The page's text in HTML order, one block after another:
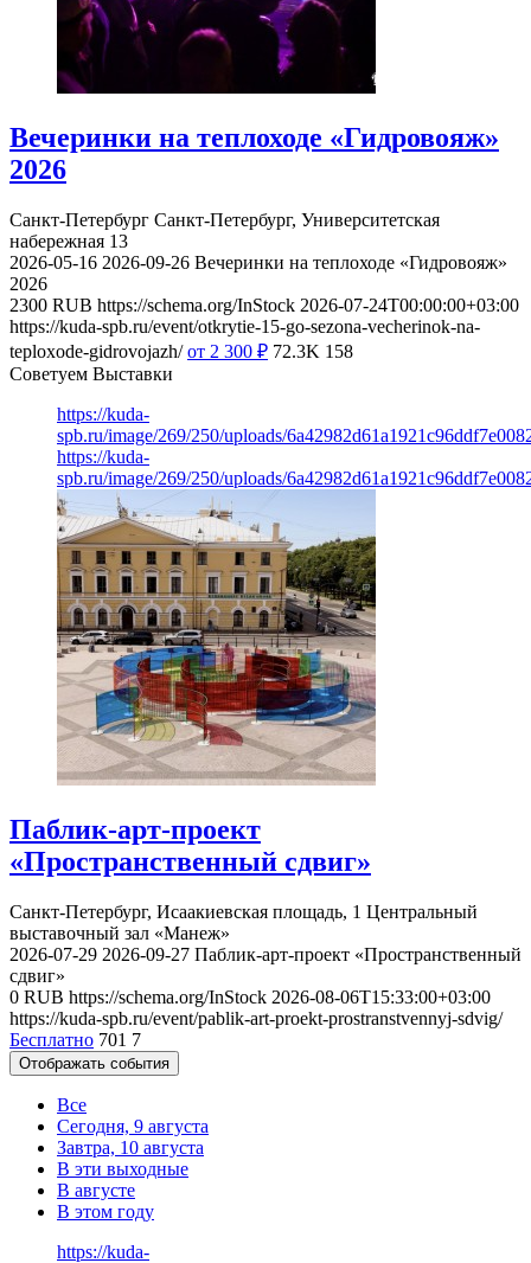
Вечеринки на теплоходе «Гидровояж»
2026
Санкт-Петербург Санкт-Петербург, Университетская
набережная 13
2026-05-16 2026-09-26 Вечеринки на теплоходе «Гидровояж»
2026
2300 RUB https://schema.org/InStock 2026-07-24T00:00:00+03:00
https://kuda-spb.ru/event/otkrytie-15-go-sezona-vecherinok-na-
teploxode-gidrovojazh/ от 2 300 ₽ 72.3K 158
Советуем Выставки
https://kuda-
spb.ru/image/269/250/uploads/
https://kuda-
spb.ru/image/269/250/uploads/
Паблик-арт-проект
«Пространственный сдвиг»
Санкт-Петербург, Исаакиевская площадь, 1 Центральный
выставочный зал «Манеж»
2026-07-29 2026-09-27 Паблик-арт-проект «Пространственный
сдвиг»
0 RUB https://schema.org/InStock 2026-08-06T15:33:00+03:00
https://kuda-spb.ru/event/pablik-art-proekt-prostranstvennyj-sdvig/
Бесплатно 701 7
Отображать события
Все
Сегодня, 9 августа
Завтра, 10 августа
В эти выходные
В августе
В этом году
https://kuda-